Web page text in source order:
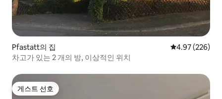
Pfastatt의 집 평점 4.97점(5
4.97 (226)
차고가 있는 2 개의 방, 이상적인 위치
게스트 선호
게스트 선호